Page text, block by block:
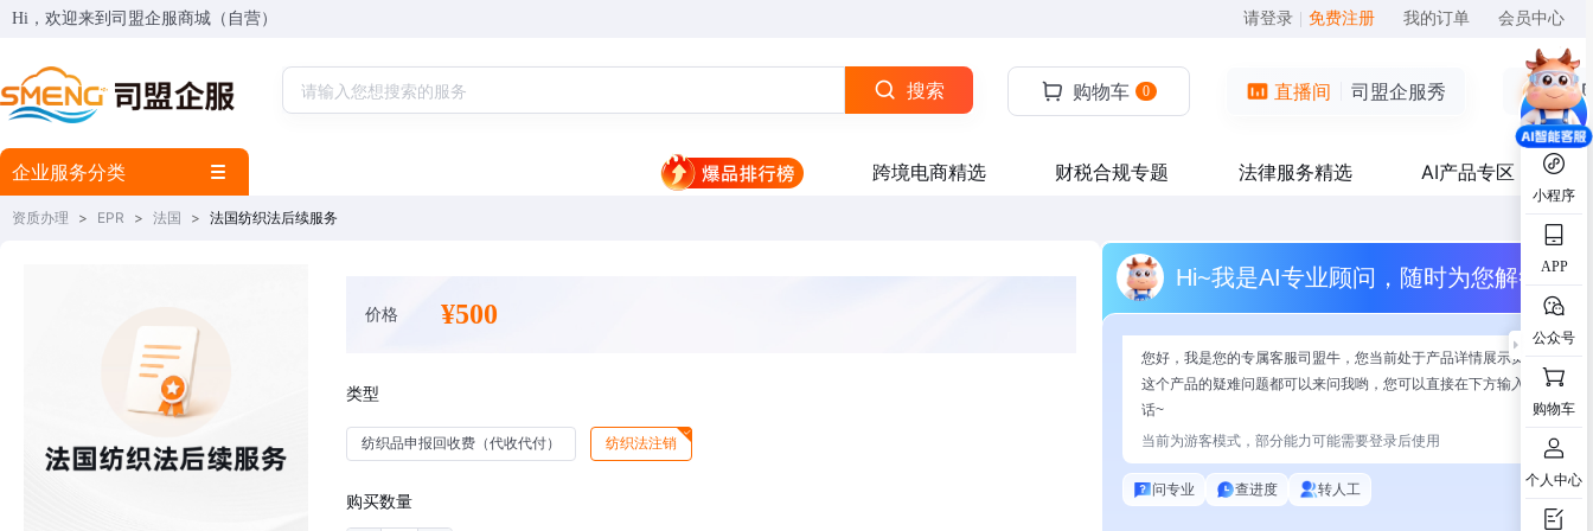
Hi，欢迎来到司盟企服商城（自营） 请登录 免费注册 我的订单 会员中心
小程序
APP
公众号
购物车
个人中心
搜索 购物车 0 直播间 司盟企服秀
企业服务分类 跨境电商精选 财税合规专题 法律服务精选 AI产品专区
资质办理 > EPR > 法国 > 法国纺织法后续服务
价格 ¥500
类型
纺织品申报回收费（代收代付） 纺织法注销
购买数量
Hi~我是AI专业顾问，随时为您解答
您好，我是您的专属客服司盟牛，您当前处于产品详情展示页面，有关
这个产品的疑难问题都可以来问我哟，您可以直接在下方输入问题开始
话~
当前为游客模式，部分能力可能需要登录后使用
问专业 查进度 转人工